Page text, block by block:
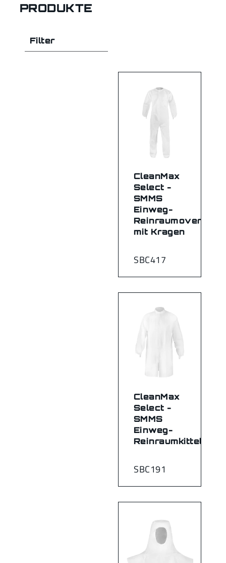
PRODUKTE
Filter
SBC417
CleanMax
Select -
SMMS
Einweg-
Reinraumoverall
mit Kragen
SBC191
CleanMax
Select -
SMMS
Einweg-
Reinraumkittel